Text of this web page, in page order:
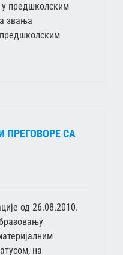
предшколским
звања
ПРЕГОВОРЕ СА
од 26.08.2010.
на